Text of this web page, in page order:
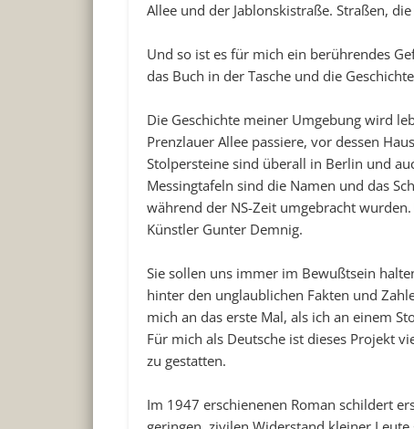
Allee und der Jablonskistraße. Straßen,
Und so ist es für mich ein berührendes
das Buch in der Tasche und die
Die Geschichte meiner Umgebung wird
Prenzlauer Allee passiere, vor dessen
Stolpersteine sind überall in Berlin und
Messingtafeln sind die Namen und das
während der NS-Zeit umgebracht
Künstler Gunter Demnig.
Sie sollen uns immer im Bewußtsein
hinter den unglaublichen Fakten und
mich an das erste Mal, als ich an einem
Für mich als Deutsche ist dieses Projekt
zu gestatten.
Im 1947 erschienenen Roman schildert